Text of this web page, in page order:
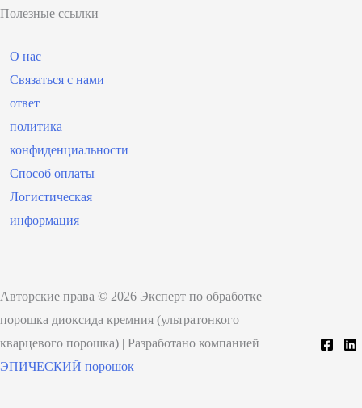
Полезные ссылки
О нас
Связаться с нами
ответ
политика
конфиденциальности
Способ оплаты
Логистическая
информация
Авторские права © 2026 Эксперт по обработке
порошка диоксида кремния (ультратонкого
кварцевого порошка) | Разработано компанией
ЭПИЧЕСКИЙ порошок